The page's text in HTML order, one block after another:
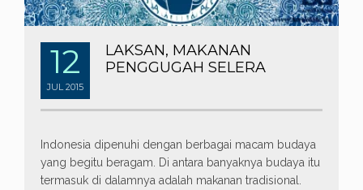
12
JUL 2015
LAKSAN, MAKANAN
PENGGUGAH SELERA
Indonesia dipenuhi dengan berbagai macam budaya
yang begitu beragam. Di antara banyaknya budaya itu
termasuk di dalamnya adalah makanan tradisional.